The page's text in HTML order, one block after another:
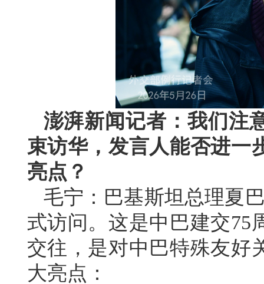
澎湃新闻记者：我们注
束访华，发言人能否进一
亮点？
毛宁：巴基斯坦总理夏
式访问。这是中巴建交75
交往，是对中巴特殊友好
大亮点：